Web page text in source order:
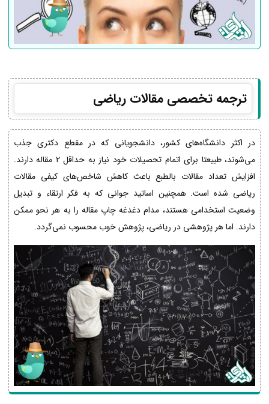
ترجمه تخصصی مقالات ریاضی
در اکثر دانشگاه‌های کشور، دانشجویانی که در مقطع دکتری جذب
می‌شوند، طبیعتا برای اتمام تحصیلات خود نیاز به حداقل 2 مقاله دارند.
افزایش تعداد مقالات بالطبع باعث کاهش شاخص‌های کیفی مقالات
ریاضی شده است. همچنین اساتید جوانی که به فکر ارتقاء و تبدیل
وضعیت استخدامی هستند، مدام دغدغه چاپ مقاله را به هر نحو ممکن
دارند. اما هر پژوهشی در ریاضی، پژوهش خوب محسوب نمی‌گردد.